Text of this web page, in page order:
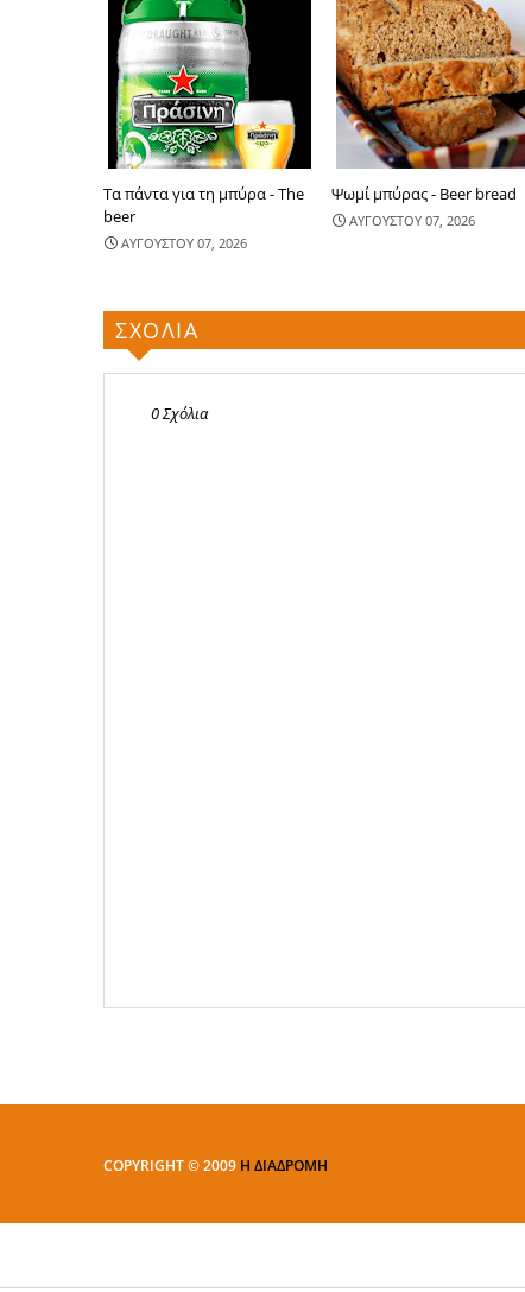
Τα πάντα για τη μπύρα - The
beer
ΑΥΓΟΥΣΤΟΥ 07, 2026
Ψωμί μπύρας - Beer bread
ΑΥΓΟΥΣΤΟΥ 07, 2026
ΣΧΟΛΙΑ
0 Σχόλια
COPYRIGHT © 2009 Η ΔΙΑΔΡΟΜΗ